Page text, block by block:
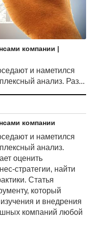
по обмену
токены на
со своего
белорусскую
резидентом
подоходным
ПВТ;
компании |
и наметился
анализ. Раз...
компании
и наметился
анализ.
оценить
стратегии, найти
Статья
который
и внедрения
компаний любой